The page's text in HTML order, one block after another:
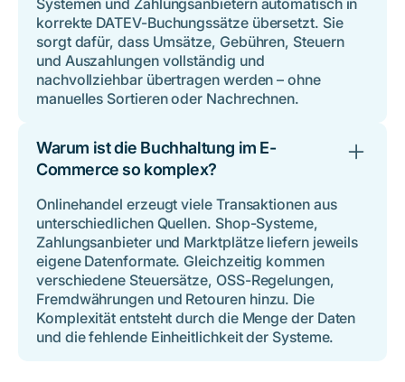
Systemen und Zahlungsanbietern automatisch in
korrekte DATEV-Buchungssätze übersetzt. Sie
sorgt dafür, dass Umsätze, Gebühren, Steuern
und Auszahlungen vollständig und
nachvollziehbar übertragen werden – ohne
manuelles Sortieren oder Nachrechnen.
Warum ist die Buchhaltung im E-
Commerce so komplex?
Onlinehandel erzeugt viele Transaktionen aus
unterschiedlichen Quellen. Shop-Systeme,
Zahlungsanbieter und Marktplätze liefern jeweils
eigene Datenformate. Gleichzeitig kommen
verschiedene Steuersätze, OSS-Regelungen,
Fremdwährungen und Retouren hinzu. Die
Komplexität entsteht durch die Menge der Daten
und die fehlende Einheitlichkeit der Systeme.